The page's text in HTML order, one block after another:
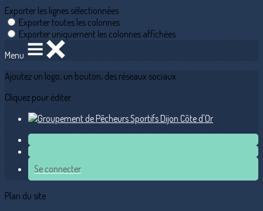
Exporter les lignes sélectionnées
Exporter toutes les colonnes
Exporter uniquement les colonnes affichées
Menu
Ajoutez un logo, un bouton, des réseaux sociaux
Cliquez pour éditer
Se connecter
Plan du site